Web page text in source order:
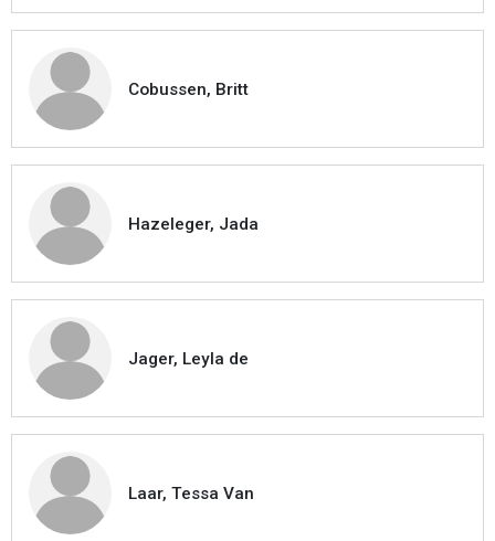
Cobussen, Britt
Hazeleger, Jada
Jager, Leyla de
Laar, Tessa Van